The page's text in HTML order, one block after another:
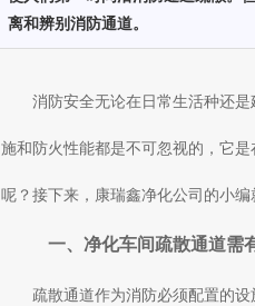
离和辨别消防通道。
消防安全无论在日常生活种还
施和防火性能都是不可忽视的，它
呢？接下来，康瑞鑫净化公司的小
一、净化车间疏散通道需
疏散通道作为消防必须配置的